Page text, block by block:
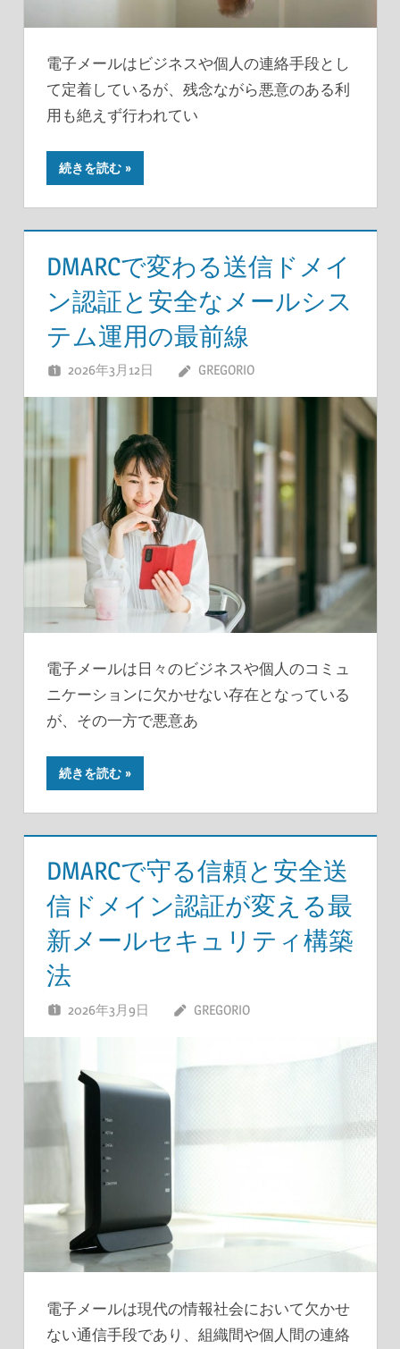
電子メールはビジネスや個人の連絡手段とし
て定着しているが、残念ながら悪意のある利
用も絶えず行われてい
続きを読む
DMARCで変わる送信ドメイ
ン認証と安全なメールシス
テム運用の最前線
2026年3月12日 GREGORIO
電子メールは日々のビジネスや個人のコミュ
ニケーションに欠かせない存在となっている
が、その一方で悪意あ
続きを読む
DMARCで守る信頼と安全送
信ドメイン認証が変える最
新メールセキュリティ構築
法
2026年3月9日 GREGORIO
電子メールは現代の情報社会において欠かせ
ない通信手段であり、組織間や個人間の連絡